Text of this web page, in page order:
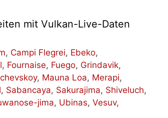
mit Vulkan-Live-Daten
, Campi Flegrei, Ebeko,
, Fournaise, Fuego, Grindavik,
, Mauna Loa, Merapi,
, Sabancaya, Sakurajima, Shiveluch,
jima, Ubinas, Vesuv,